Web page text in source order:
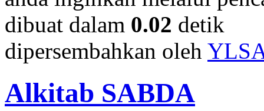
dibuat dalam 0.02 detik
dipersembahkan oleh
Alkitab SABDA